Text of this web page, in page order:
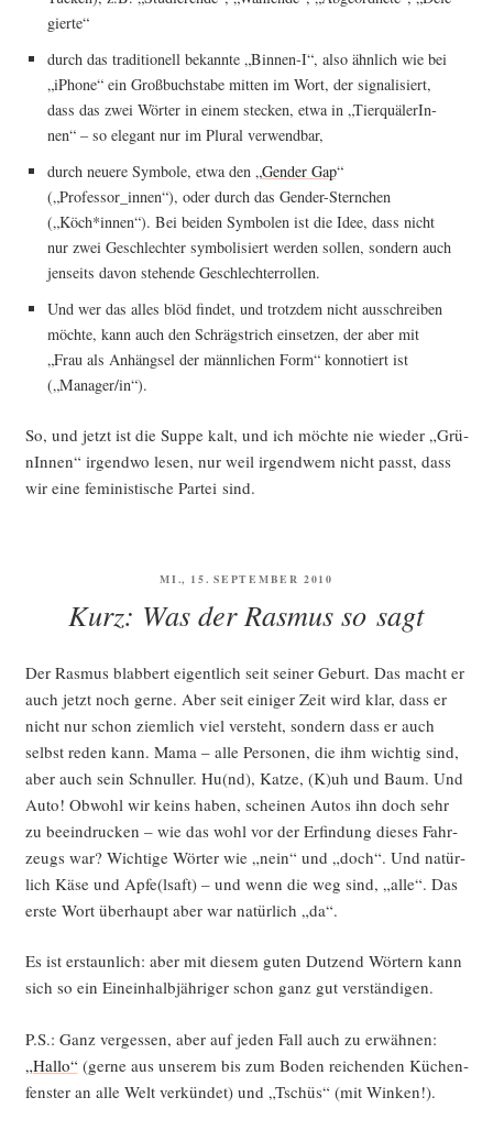
gier­te“
durch das tra­di­tio­nell bekann­te „Binnen‑I“, also ähn­lich wie bei
„iPho­ne“ ein Groß­buch­sta­be mit­ten im Wort, der signa­li­siert,
dass das zwei Wör­ter in einem ste­cken, etwa in „Tier­quä­le­rIn­
nen“ – so ele­gant nur im Plu­ral verwendbar,
durch neue­re Sym­bo­le, etwa den „Gen­der Gap“
(„Professor_innen“), oder durch das Gen­der-Stern­chen
(„Köch*innen“). Bei bei­den Sym­bo­len ist die Idee, dass nicht
nur zwei Geschlech­ter sym­bo­li­siert wer­den sol­len, son­dern auch
jen­seits davon ste­hen­de Geschlechterrollen.
Und wer das alles blöd fin­det, und trotz­dem nicht aus­schrei­ben
möch­te, kann auch den Schräg­strich ein­set­zen, der aber mit
„Frau als Anhäng­sel der männ­li­chen Form“ kon­no­tiert ist
(„Manager/in“).
So, und jetzt ist die Sup­pe kalt, und ich möch­te nie wie­der „Grü­
nIn­nen“ irgend­wo lesen, nur weil irgend­wem nicht passt, dass
wir eine femi­nis­ti­sche Par­tei sind.
VERÖFFENTLICHT
MI., 15. SEPTEMBER 2010
Kurz: Was der Rasmus so sagt
Der Ras­mus bla­b­bert eigent­lich seit sei­ner Geburt. Das macht er
auch jetzt noch ger­ne. Aber seit eini­ger Zeit wird klar, dass er
nicht nur schon ziem­lich viel ver­steht, son­dern dass er auch
selbst reden kann. Mama – alle Per­so­nen, die ihm wich­tig sind,
aber auch sein Schnul­ler. Hu(nd), Kat­ze, (K)uh und Baum. Und
Auto! Obwohl wir keins haben, schei­nen Autos ihn doch sehr
zu beein­dru­cken – wie das wohl vor der Erfin­dung die­ses Fahr­
zeugs war? Wich­ti­ge Wör­ter wie „nein“ und „doch“. Und natür­
lich Käse und Apfe(lsaft) – und wenn die weg sind, „alle“. Das
ers­te Wort über­haupt aber war natür­lich „da“.
Es ist erstaun­lich: aber mit die­sem guten Dut­zend Wör­tern kann
sich so ein Ein­ein­halb­jäh­ri­ger schon ganz gut verständigen.
P.S.: Ganz ver­ges­sen, aber auf jeden Fall auch zu erwäh­nen:
„Hal­lo“ (ger­ne aus unse­rem bis zum Boden rei­chen­den Küchen­
fens­ter an alle Welt ver­kün­det) und „Tschüs“ (mit Winken!).